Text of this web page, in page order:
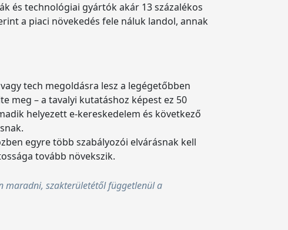
és technológiai gyártók akár 13 százalékos
a piaci növekedés fele náluk landol, annak
tech megoldásra lesz a legégetőbben
meg – a tavalyi kutatáshoz képest ez 50
helyezett e-kereskedelem és következő
egyre több szabályozói elvárásnak kell
tovább növekszik.
maradni, szakterületétől függetlenül a